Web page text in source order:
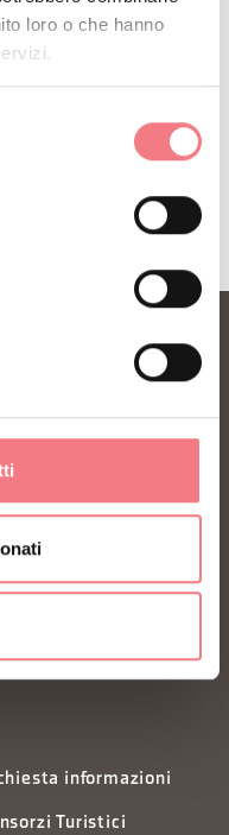
loro o che hanno
informazioni
Turistici